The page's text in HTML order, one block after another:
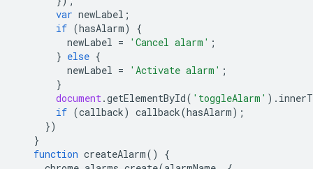
var newLabel ;
if (hasAlarm)
{
newLabel = 'Cancel alarm' ;
} else {
newLabel = 'Activate alarm' ;
}
document.getElementById( 'toggleAlarm' ).
if (callback) callback(hasAlarm);
})
}
function createAlarm()
{